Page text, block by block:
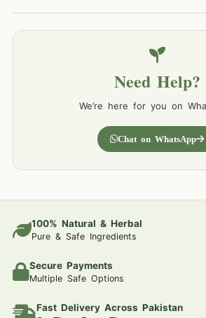
Need Help?
We’re here for you on
Chat on WhatsApp
100% Natural & Herbal
Pure & Safe Ingredients
Secure Payments
Multiple Safe Options
Fast Delivery Across Pakistan